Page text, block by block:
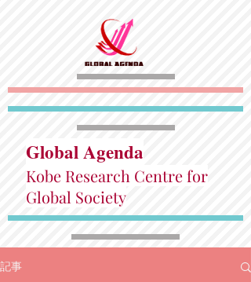
Global Agenda
Kobe Research Centre for
Global Society
記事